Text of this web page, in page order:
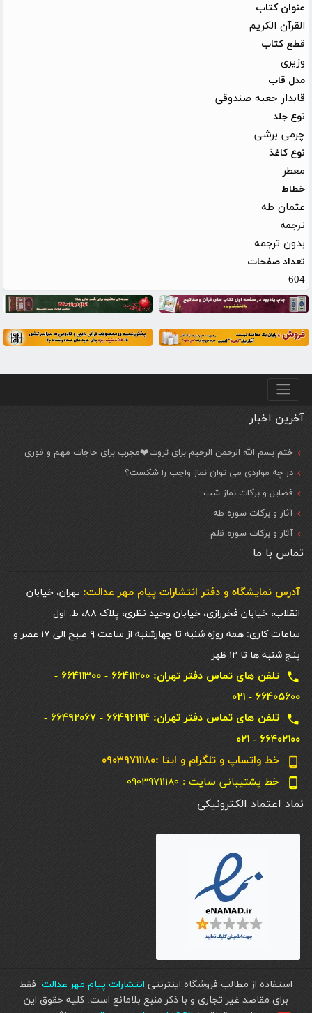
عنوان کتاب
القرآن الکریم
قطع کتاب
وزیری
مدل قاب
قابدار جعبه صندوقی
نوع جلد
چرمی برشی
نوع کاغذ
معطر
خطاط
عثمان طه
ترجمه
بدون ترجمه
تعداد صفحات
604
منو پایین
آخرین اخبار
ختم بسم الله الرحمن الرحیم برای ثروت❤️مجرب برای حاجات مهم و فوری
در چه مواردی می توان نماز واجب را شکست؟
فضایل و برکات نماز شب
آثار و برکات سوره طه
آثار و برکات سوره قلم
تماس با ما
آدرس نمایشگاه و دفتر انتشارات پيام مهر عدالت: تهران، خیابان
انقلاب، خیابان فخررازی، خیابان وحید نظری، پلاک ۸۸، ط. اول
ساعات کاری: همه روزه شنبه تا چهارشنبه از ساعت ۹ صبح الی ۱۷ عصر و
پنج شنبه ها تا ۱۲ ظهر
local_phone
تلفن های تماس دفتر تهران: ۶۶۴۱۱۲۰۰ - ۶۶۴۱۱۳۰۰ -
۶۶۴۰۵۶۰۰ - ۰۲۱
local_phone
تلفن های تماس دفتر تهران: ۶۶۴۹۲۱۹۴ - ۶۶۴۹۲۰۶۷ -
۶۶۴۰۲۱۰۰ - ۰۲۱
phone_android خط واتساپ و تلگرام و ایتا :۰۹۰۳۹۷۱۱۱۸۰
phone_android خط پشتیبانی سایت : ۰۹۰۳۹۷۱۱۱۸۰
نماد اعتماد الکترونیکی
استفاده از مطالب فروشگاه اینترنتی انتشارات پیام مهر عدالت فقط
برای مقاصد غیر تجاری و با ذکر منبع بلامانع است. کليه حقوق اين